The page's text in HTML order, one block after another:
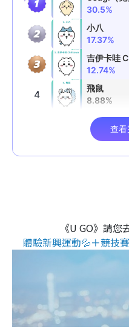
《U GO》請您
體驗新興運動💦＋競技